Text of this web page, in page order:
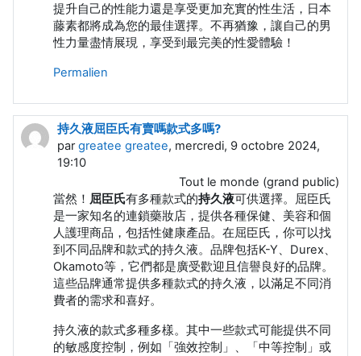
提升自己的性能力還是享受更加充實的性生活，日本
藤素都將成為您的最佳選擇。不再猶豫，讓自己的男
性力量盡情展現，享受到最完美的性愛體驗！
Permalien
持久液屈臣氏有賣嗎款式多嗎?
pargreatee greatee, mercredi, 9 octobre 2024,
19:10
Tout le monde (grand public)
當然！ 屈臣氏有多種款式的持久液可供選擇。屈臣氏
是一家知名的連鎖藥妝店，提供各種保健、美容和個
人護理商品，包括性健康產品。在屈臣氏，你可以找
到不同品牌和款式的持久液。品牌包括K-Y、Durex、
Okamoto等，它們都是廣受歡迎且信譽良好的品牌。
這些品牌通常提供多種款式的持久液，以滿足不同消
費者的需求和喜好。
持久液的款式多種多樣。其中一些款式可能提供不同
的敏感度控制，例如「強效控制」、「中等控制」或